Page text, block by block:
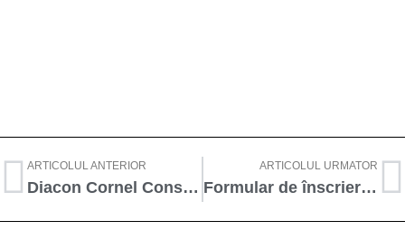
ARTICOLUL ANTERIOR
Diacon Cornel Constantin Coman
ARTICOLUL URMATOR
Formular de înscriere pentru Masterclass-ul de Cânt Bizantin, 7-11 Iulie 2014, Iași